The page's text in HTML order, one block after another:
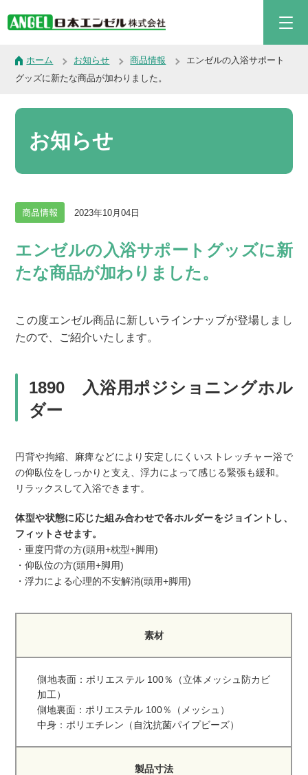
ホーム お知らせ 商品情報
エンゼルの入浴サポート
グッズに新たな商品が加わりました。
お知らせ
商品情報 2023年10月04日
エンゼルの入浴サポートグッズに新
たな商品が加わりました。
この度エンゼル商品に新しいラインナップが登場しまし
たので、ご紹介いたします。
1890 入浴用ポジショニングホル
ダー
円背や拘縮、麻痺などにより安定しにくいストレッチャー浴で
の仰臥位をしっかりと支え、浮力によって感じる緊張も緩和。
リラックスして入浴できます。
体型や状態に応じた組み合わせで各ホルダーをジョイントし、
フィットさせます。
・重度円背の方(頭用+枕型+脚用)
・仰臥位の方(頭用+脚用)
・浮力による心理的不安解消(頭用+脚用)
素材
側地表面：ポリエステル 100％（立体メッシュ防カビ
加工）
側地裏面：ポリエステル 100％（メッシュ）
中身：ポリエチレン（自沈抗菌パイプビーズ）
製品寸法